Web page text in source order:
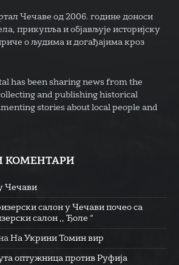
Чечаве од 2006. године доноси
прикупља и објављује историјску
о људима и догађајима кроз
has been sharing news from the
and publishing historical
stories about local people and
КОМЕНТАРИ
Чечави
салон у Чечави почео са
салон ,, Ђоле “
На Укрини Томин вир
оптужница против Руфија